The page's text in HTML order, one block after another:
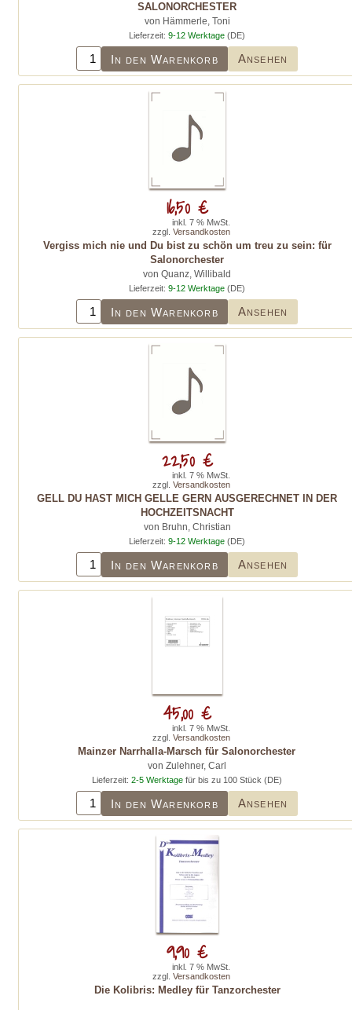
SALONORCHESTER
von Hämmerle, Toni
Lieferzeit: 9-12 Werktage (DE)
In den Warenkorb Ansehen
Vergiss mich nie und Du bist zu schön um treu zu sein: für
Salonorchester
von Quanz, Willibald
Lieferzeit: 9-12 Werktage (DE)
In den Warenkorb Ansehen
16,50 €
inkl. 7 % MwSt.
zzgl. Versandkosten
GELL DU HAST MICH GELLE GERN AUSGERECHNET IN DER
HOCHZEITSNACHT
von Bruhn, Christian
Lieferzeit: 9-12 Werktage (DE)
In den Warenkorb Ansehen
22,50 €
inkl. 7 % MwSt.
zzgl. Versandkosten
Mainzer Narrhalla-Marsch für Salonorchester
von Zulehner, Carl
Lieferzeit: 2-5 Werktagefür bis zu 100 Stück (DE)
In den Warenkorb Ansehen
45,00 €
inkl. 7 % MwSt.
zzgl. Versandkosten
Die Kolibris: Medley für Tanzorchester
9,90 €
inkl. 7 % MwSt.
zzgl. Versandkosten